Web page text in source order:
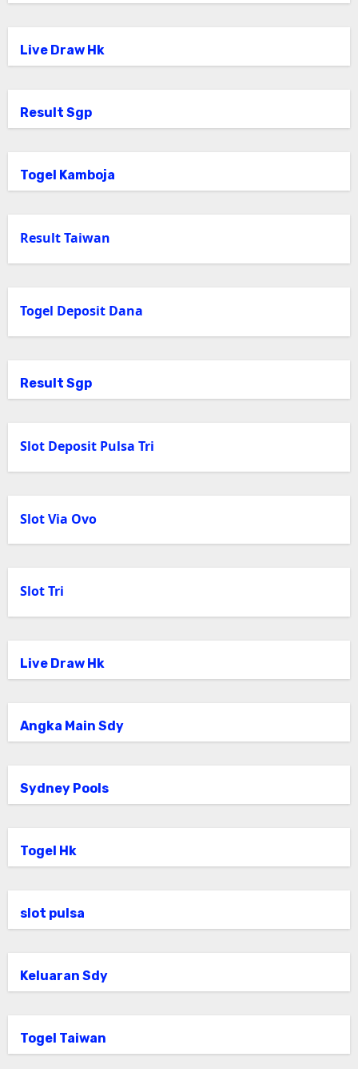
Live Draw Hk
Result Sgp
Togel Kamboja
Result Taiwan
Togel Deposit Dana
Result Sgp
Slot Deposit Pulsa Tri
Slot Via Ovo
Slot Tri
Live Draw Hk
Angka Main Sdy
Sydney Pools
Togel Hk
slot pulsa
Keluaran Sdy
Togel Taiwan